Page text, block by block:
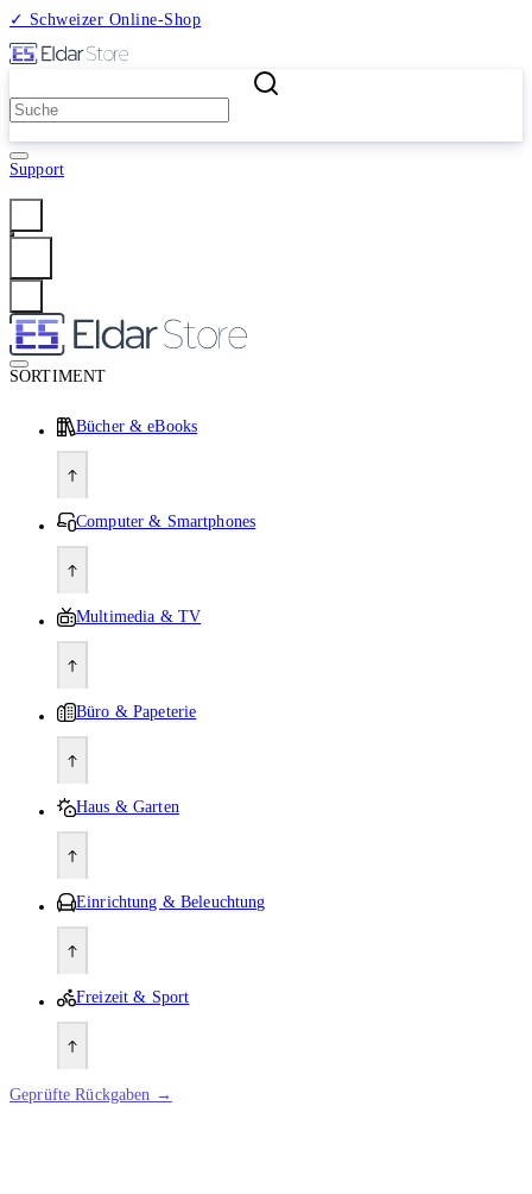
✓ Schweizer Online-Shop
Support
SORTIMENT
Bücher & eBooks
Computer & Smartphones
Multimedia & TV
Büro & Papeterie
Haus & Garten
Einrichtung & Beleuchtung
Freizeit & Sport
Geprüfte Rückgaben →